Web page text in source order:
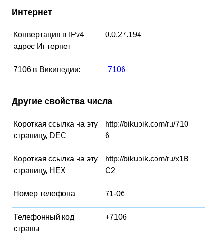
Интернет
Конвертация в IPv4
адрес Интернет
0.0.27.194
7106 в Википедии: 7106
Другие свойства числа
Короткая ссылка на эту
страницу, DEC
http://bikubik.com/ru/710
6
Короткая ссылка на эту
страницу, HEX
http://bikubik.com/ru/x1B
C2
Номер телефона 71-06
Телефонный код
страны
+7106